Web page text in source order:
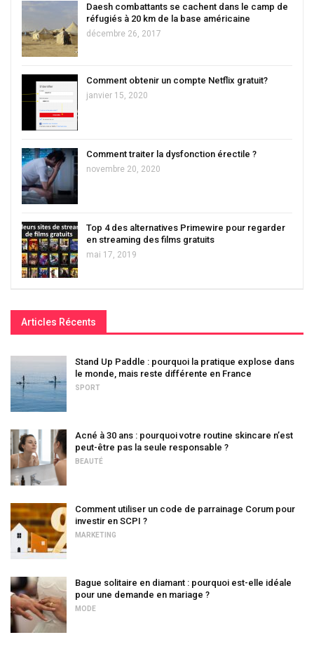
Daesh combattants se cachent dans le camp de
réfugiés à 20 km de la base américaine
décembre 26, 2017
Comment obtenir un compte Netflix gratuit?
janvier 15, 2020
Comment traiter la dysfonction érectile ?
novembre 20, 2020
Top 4 des alternatives Primewire pour regarder
en streaming des films gratuits
mai 17, 2019
Articles Récents
Stand Up Paddle : pourquoi la pratique explose dans
le monde, mais reste différente en France
SPORT
Acné à 30 ans : pourquoi votre routine skincare n’est
peut-être pas la seule responsable ?
BEAUTÉ
Comment utiliser un code de parrainage Corum pour
investir en SCPI ?
MARKETING
Bague solitaire en diamant : pourquoi est-elle idéale
pour une demande en mariage ?
MODE